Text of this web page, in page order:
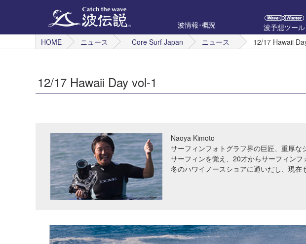
波情報･概況
波予想ツール
HOME
ニュース Core Surf Japan ニュース 12/17 Hawaii
12/17 Hawaii Day vol-1
Naoya Kimoto
サーフィンフォトグラフ界の巨匠、重厚
サーフィンを覚え、20才からサーフィン
冬のハワイノースショアに通いだし、現在